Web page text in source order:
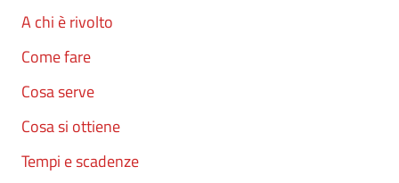
A chi è rivolto
Come fare
Cosa serve
Cosa si ottiene
Tempi e scadenze